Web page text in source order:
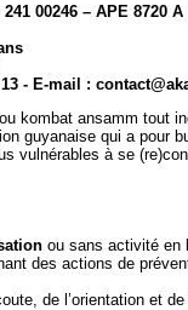
00246 – APE 8720 A
13 - E-mail :
kombat ansamm tout
guyanaise qui a pour
vulnérables à se
ou sans activité en
des actions de
de l’orientation et